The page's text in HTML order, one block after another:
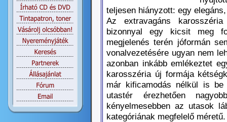
teljesen hiányzott: egy
Az extravagáns
bizonnyal egy kicsit meg
megjelenés terén jóformán
vonalvezetésére ugyan nem
azonban inkább emlékeztet
karosszéria új formája
már kificamodás nélkül is
utastér érezhetően
kényelmesebben az utasok
kategóriának megfelelő méretű.